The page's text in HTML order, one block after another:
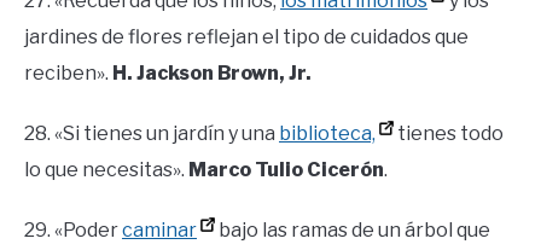
jardines de flores reflejan el tipo de cuidados que
reciben». H. Jackson Brown, Jr.
28. «Si tienes un jardín y una biblioteca,
tienes todo
lo que necesitas». Marco Tulio Cicerón.
29. «Podercaminar
bajo las ramas de un árbol que